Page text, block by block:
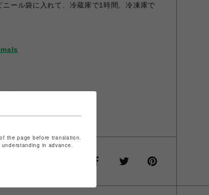
ール袋に入れて、冷蔵庫で1時間、冷凍庫で
タン5%
the page before translation.
in advance.